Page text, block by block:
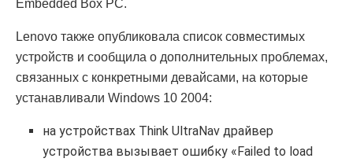
Embedded Box PC.
Lenovo также опубликовала список совместимых
устройств и сообщила о дополнительных проблемах,
связанных с конкретными девайсами, на которые
устанавливали Windows 10 2004:
на устройствах Think UltraNav драйвер
устройства ­вызывает ошибку «Failed to load